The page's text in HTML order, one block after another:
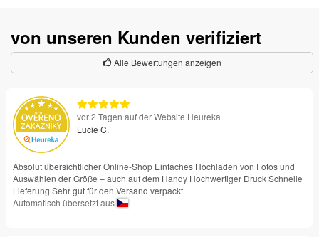
von unseren Kunden verifiziert
Alle Bewertungen anzeigen
vor 2 Tagen auf der Website Heureka
Lucie C.
Absolut übersichtlicher Online-Shop Einfaches Hochladen von Fotos und
Auswählen der Größe – auch auf dem Handy Hochwertiger Druck Schnelle
Lieferung Sehr gut für den Versand verpackt
Automatisch übersetzt aus